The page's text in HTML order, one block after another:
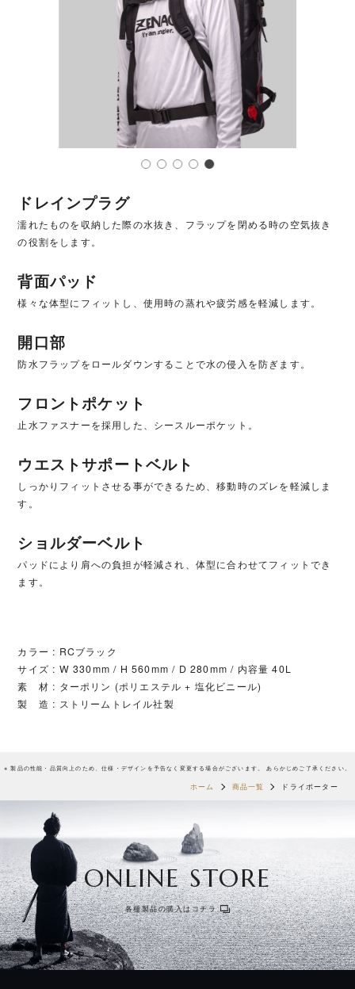
ドレインプラグ
濡れたものを収納した際の水抜き、フラップを閉める時の空気抜き
の役割をします。
背面パッド
様々な体型にフィットし、使用時の蒸れや疲労感を軽減します。
開口部
防水フラップをロールダウンすることで水の侵入を防ぎます。
フロントポケット
止水ファスナーを採用した、シースルーポケット。
ウエストサポートベルト
しっかりフィットさせる事ができるため、移動時のズレを軽減しま
す。
ショルダーベルト
パッドにより肩への負担が軽減され、体型に合わせてフィットでき
ます。
カラー : RCブラック
サイズ : W 330mm / H 560mm / D 280mm / 内容量 40L
素 材 : ターポリン (ポリエステル + 塩化ビニール)
製 造 : ストリームトレイル社製
※ 製品の性能・品質向上のため、仕様・デザインを予告なく変更する場合がございます。 あらかじめご了承ください。
ホーム 商品一覧 ドライポーター
ONLINE STORE
各種製品の購入はコチラ